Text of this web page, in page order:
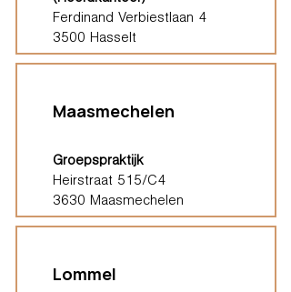
Ferdinand Verbiestlaan 4
3500 Hasselt
Maasmechelen
Groepspraktijk
Heirstraat 515/C4
3630 Maasmechelen
Lommel